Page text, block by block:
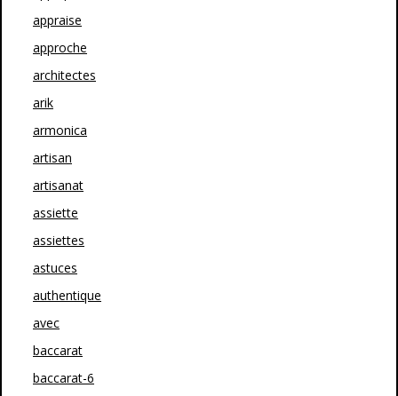
appraise
approche
architectes
arik
armonica
artisan
artisanat
assiette
assiettes
astuces
authentique
avec
baccarat
baccarat-6